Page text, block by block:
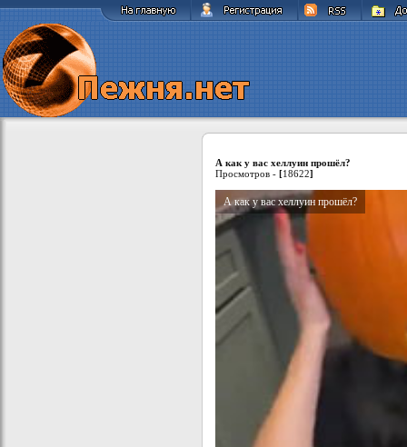
А как у вас хеллуин прошёл?
Просмотров - [18622]
А как у вас хеллуин прошёл?